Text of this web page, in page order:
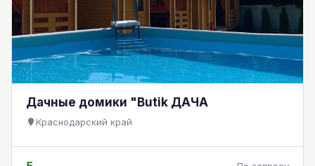
Дачные домики "Butik ДАЧА
Краснодарский край